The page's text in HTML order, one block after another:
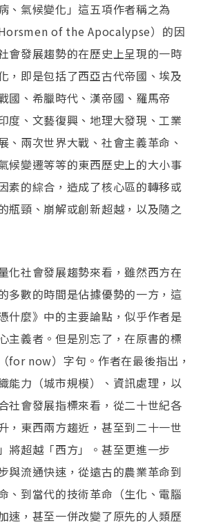
、氣候變化」這五項作者稱之為
Horsmen of the Apocalypse）的因
會發展趨勢的在歷史上呈現的一時
，即是包括了西亞古代帝國、埃及
國、希臘時代、漢帝國、羅馬帝
度、文藝復興、地理大發現、工業
、兩次世界大戰、社會主義革命、
候變遷等等的東西歷史上的大小事
素的綜合，造成了核心區的轉移或
瓶頸、崩解或創新超越，以及隨之
化社會發展趨勢來看，雖然西方在
多數的時間是佔據優勢的一方，這
什麼》中的主要論點，似乎作者是
主義者。但是別忘了，在原書的標
for now）字句。作者在最後指出，
能力（城市規模）、資訊處理，以
社會發展指標來看，從二十世紀各
，東西兩方趨近，甚至到二十一世
將超越「西方」。甚至更進一步
與流通快速，從遠古的農業革命到
、到當代的技術革命（生化、電腦
速，甚至一併改變了原先的人類歷